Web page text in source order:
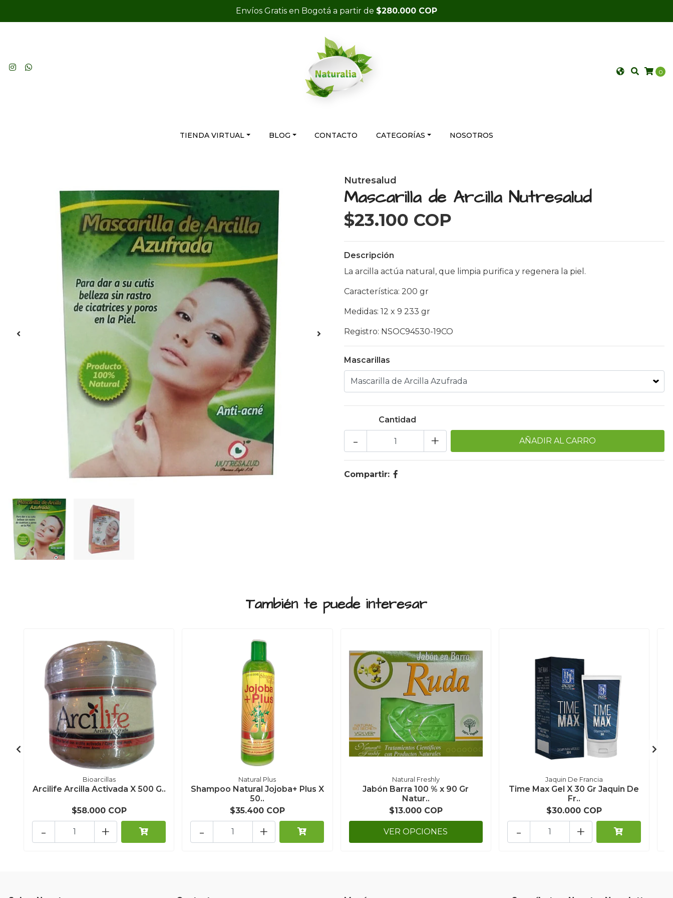
Envíos Gratis en Bogotá a partir de $280.000 COP
0
TIENDA VIRTUAL BLOG CONTACTO CATEGORÍAS NOSOTROS
Nutresalud
Mascarilla de Arcilla Nutresalud
$23.100 COP
Descripción
La arcilla actúa natural, que limpia purifica y regenera la piel.
Característica: 200 gr
Medidas: 12 x 9 233 gr
Registro: NSOC94530-19CO
Mascarillas
Cantidad
+
-
Compartir:
También te puede interesar
Bioarcillas
Arcilife Arcilla Activada X 500 G..
$58.000 COP
+
-
Natural Plus
Shampoo Natural Jojoba+ Plus X
50..
$35.400 COP
+
-
Natural Freshly
Jabón Barra 100 % x 90 Gr
Natur..
$13.000 COP
VER OPCIONES
Jaquin De Francia
Time Max Gel X 30 Gr Jaquin De
Fr..
$30.000 COP
+
-